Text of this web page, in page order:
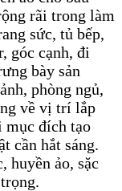
rãi trong làm
sức, tủ bếp,
góc cạnh, đi
bày sản
phòng ngủ,
về vị trí lắp
mục đích tạo
cần hắt sáng.
huyền ảo, sặc